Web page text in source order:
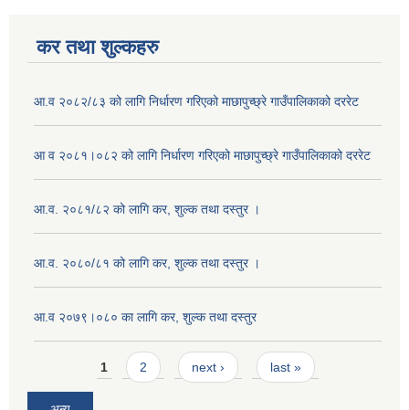
कर तथा शुल्कहरु
आ.व २०८२/८३ को लागि निर्धारण गरिएको माछापुच्छ्रे गाउँपालिकाको दररेट
आ व २०८१।०८२ को लागि निर्धारण गरिएको माछापुच्छ्रे गाउँपालिकाको दररेट
आ.व. २०८१/८२ को लागि कर, शुल्क तथा दस्तुर ।
आ.व. २०८०/८१ को लागि कर, शुल्क तथा दस्तुर ।
आ.व २०७९।०८० का लागि कर, शुल्क तथा दस्तुर
Pages1 2 next › last »